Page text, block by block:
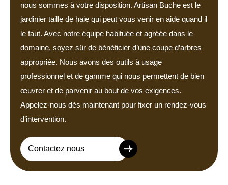
nous sommes à votre disposition. Artisan Buche est le
jardinier taille de haie qui peut vous venir en aide quand il
le faut. Avec notre équipe habituée et agréée dans le
domaine, soyez sûr de bénéficier d’une coupe d’arbres
appropriée. Nous avons des outils à usage
professionnel et de gamme qui nous permettent de bien
œuvrer et de parvenir au bout de vos exigences.
Appelez-nous dès maintenant pour fixer un rendez-vous
d’intervention.
Contactez nous